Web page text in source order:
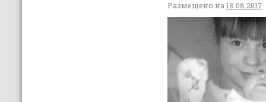
Размещено на 18.08.2017